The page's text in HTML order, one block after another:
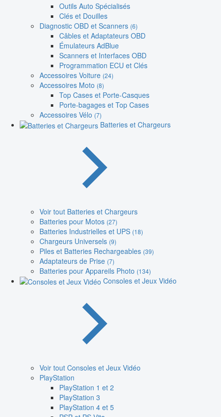
Outils Auto Spécialisés
Clés et Douilles
Diagnostic OBD et Scanners (6)
Câbles et Adaptateurs OBD
Émulateurs AdBlue
Scanners et Interfaces OBD
Programmation ECU et Clés
Accessoires Voiture (24)
Accessoires Moto (8)
Top Cases et Porte-Casques
Porte-bagages et Top Cases
Accessoires Vélo (7)
Batteries et Chargeurs
Voir tout Batteries et Chargeurs
Batteries pour Motos (27)
Batteries Industrielles et UPS (18)
Chargeurs Universels (9)
Piles et Batteries Rechargeables (39)
Adaptateurs de Prise (7)
Batteries pour Appareils Photo (134)
Consoles et Jeux Vidéo
Voir tout Consoles et Jeux Vidéo
PlayStation
PlayStation 1 et 2
PlayStation 3
PlayStation 4 et 5